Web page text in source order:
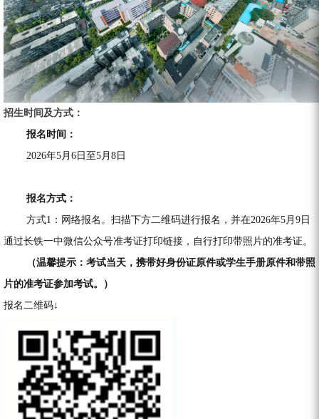
招生时间及方式：
报名时间：
2026年5月6日至5月8日
报名方式：
方式1：网络报名。扫描下方二维码进行报名，并在2026年5月9日
通过长铁一中微信公众号准考证打印链接，自行打印带照片的准考证。
（温馨提示：考试当天，携带好身份证原件或学生手册原件和带照
片的准考证参加考试。）
报名二维码↓